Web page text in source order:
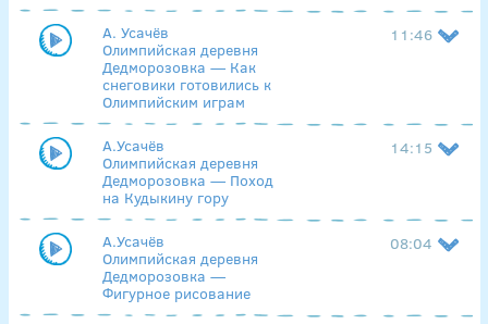
А. Усачёв
Олимпийская деревня
Дедморозовка — Как
снеговики готовились к
Олимпийским играм
11:46
А.Усачёв
Олимпийская деревня
Дедморозовка — Поход
на Кудыкину гору
14:15
А.Усачёв
Олимпийская деревня
Дедморозовка —
Фигурное рисование
08:04